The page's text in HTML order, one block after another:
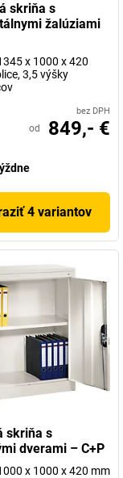
skriňa s
žalúziami
x 1000 x 420
3,5 výšky
bez DPH
od 849,- €
4 variantov
skriňa s
dverami – C+P
x 1000 x 420 mm